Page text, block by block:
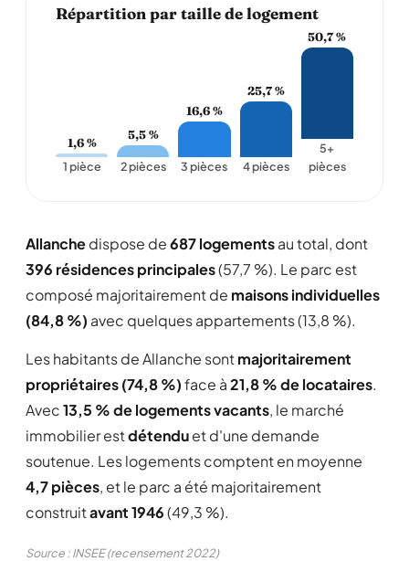
Répartition par taille de logement
1,6 %
1 pièce
5,5 %
2 pièces
16,6 %
3 pièces
25,7 %
4 pièces
50,7 %
5+
pièces
Allanchedispose de687 logementsau total, dont
396 résidences principales(57,7 %). Le parc est
composé majoritairement de maisons individuelles
(84,8 %) avec quelques appartements (13,8 %).
Les habitants de Allanche sontmajoritairement
propriétaires (74,8 %)face à21,8 % de locataires.
Avec13,5 % de logements vacants, le marché
immobilier estdétenduet d'une demande
soutenue. Les logements comptent en moyenne
4,7 pièces, et le parc a été majoritairement
construitavant 1946(49,3 %).
Source : INSEE (recensement 2022)